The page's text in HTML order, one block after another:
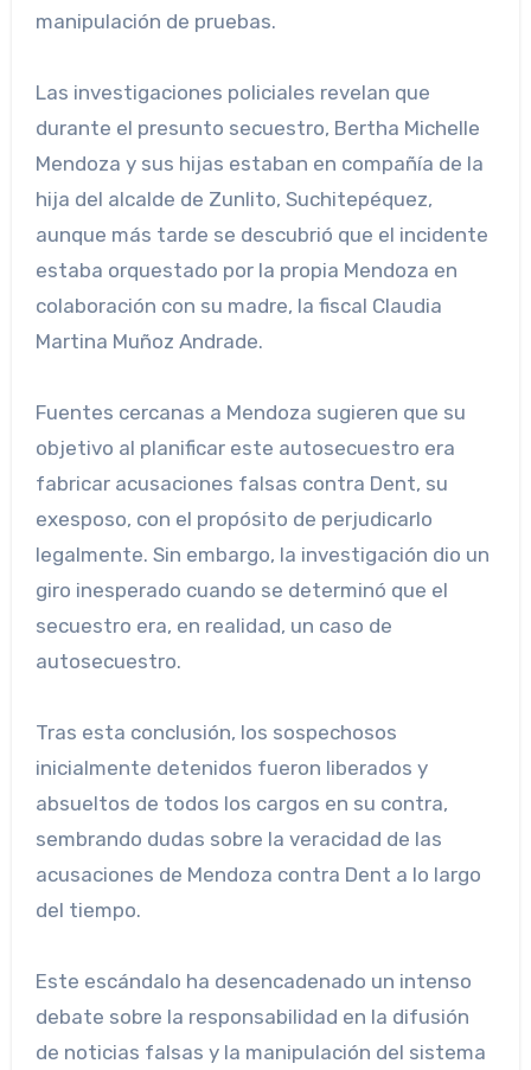
manipulación de pruebas.
Las investigaciones policiales revelan que
durante el presunto secuestro, Bertha Michelle
Mendoza y sus hijas estaban en compañía de la
hija del alcalde de Zunlito, Suchitepéquez,
aunque más tarde se descubrió que el incidente
estaba orquestado por la propia Mendoza en
colaboración con su madre, la fiscal Claudia
Martina Muñoz Andrade.
Fuentes cercanas a Mendoza sugieren que su
objetivo al planificar este autosecuestro era
fabricar acusaciones falsas contra Dent, su
exesposo, con el propósito de perjudicarlo
legalmente. Sin embargo, la investigación dio un
giro inesperado cuando se determinó que el
secuestro era, en realidad, un caso de
autosecuestro.
Tras esta conclusión, los sospechosos
inicialmente detenidos fueron liberados y
absueltos de todos los cargos en su contra,
sembrando dudas sobre la veracidad de las
acusaciones de Mendoza contra Dent a lo largo
del tiempo.
Este escándalo ha desencadenado un intenso
debate sobre la responsabilidad en la difusión
de noticias falsas y la manipulación del sistema